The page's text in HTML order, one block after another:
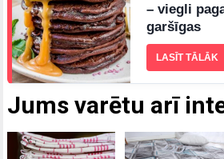
Jums varētu arī
– viegli
garšīgas
LASĪT TĀLĀK